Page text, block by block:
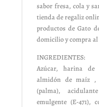
sabor fresa, cola y
tienda de regaliz
productos de Gato
domicilio y compra
INGREDIENTES:
Azúcar, harina de
almidón de maíz ,
(palma),
emulgente (E-471),